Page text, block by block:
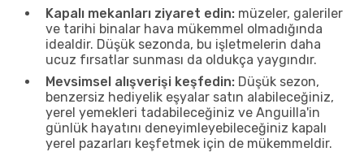
Kapalı mekanları ziyaret edin: müzeler, galeriler
ve tarihi binalar hava mükemmel olmadığında
idealdir. Düşük sezonda, bu işletmelerin daha
ucuz fırsatlar sunması da oldukça yaygındır.
Mevsimsel alışverişi keşfedin: Düşük sezon,
benzersiz hediyelik eşyalar satın alabileceğiniz,
yerel yemekleri tadabileceğiniz ve Anguilla'in
günlük hayatını deneyimleyebileceğiniz kapalı
yerel pazarları keşfetmek için de mükemmeldir.